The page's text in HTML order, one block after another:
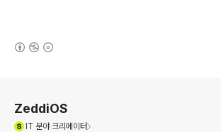
ZeddiOS
IT 분야 크리에이터